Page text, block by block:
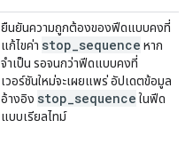
ยืนยันความถูกต้องของฟีดแบบคงที่
แก้ไขค่า stop sequence หาก
จําเป็น รอจนกว่าฟีดแบบคงที่
เวอร์ชันใหม่จะเผยแพร่ อัปเดตข้อมูล
อ้างอิง stop sequence ในฟีด
แบบเรียลไทม์